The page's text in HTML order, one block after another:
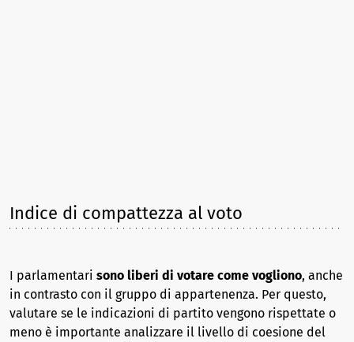
Indice di compattezza al voto
I parlamentari sono liberi di votare come vogliono, anche
in contrasto con il gruppo di appartenenza. Per questo,
valutare se le indicazioni di partito vengono rispettate o
meno è importante analizzare il livello di coesione del